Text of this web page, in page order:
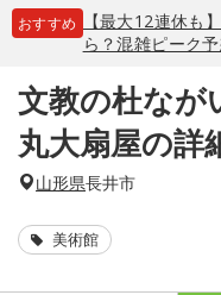
おすすめ
【最大12連休も
ら？混雑ピーク
文教の杜なが
丸大扇屋の詳
山形県長井市
美術館